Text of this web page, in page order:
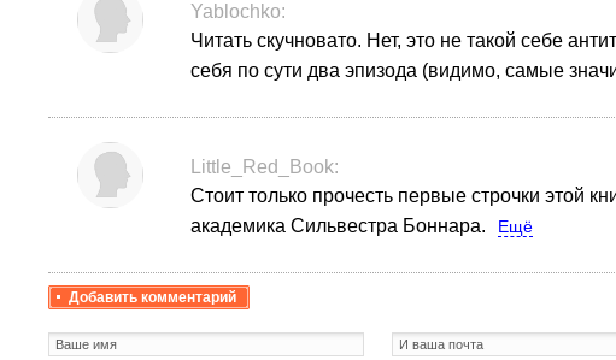
Yablochko:
Читать скучновато. Нет, это не такой себе
себя по сути два эпизода (видимо, самые
Little_Red_Book:
Стоит только прочесть первые строчки этой
академика Сильвестра Боннара.
Ещё
Добавить комментарий